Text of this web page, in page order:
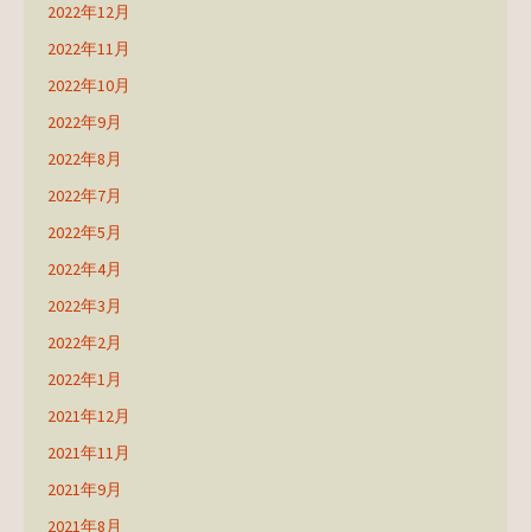
2022年12月
2022年11月
2022年10月
2022年9月
2022年8月
2022年7月
2022年5月
2022年4月
2022年3月
2022年2月
2022年1月
2021年12月
2021年11月
2021年9月
2021年8月